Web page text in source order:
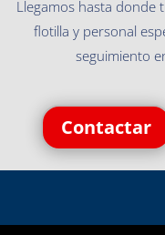
Llegamos hasta donde
flotilla y personal
seguimiento
Contactar